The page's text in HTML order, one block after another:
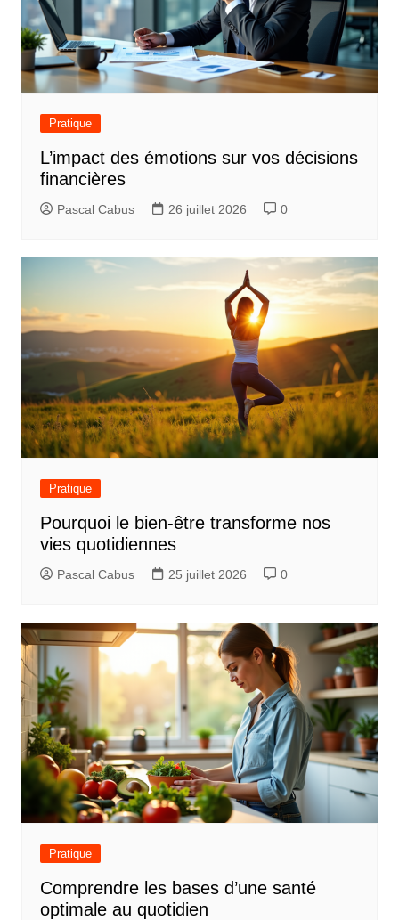
Pratique
L’impact des émotions sur vos décisions
financières
Pascal Cabus 26 juillet 2026 0
Pratique
Pourquoi le bien-être transforme nos
vies quotidiennes
Pascal Cabus 25 juillet 2026 0
Pratique
Comprendre les bases d’une santé
optimale au quotidien